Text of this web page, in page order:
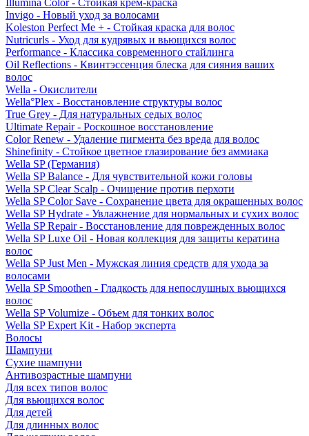
Illumina Color - Стойкая крем-краска
Invigo - Новый уход за волосами
Koleston Perfect Me + - Стойкая краска для волос
Nutricurls - Уход для кудрявых и вьющихся волос
Performance - Классика современного стайлинга
Oil Reflections - Квинтэссенция блеска для сияния ваших
волос
Wella - Окислители
Wella°Plex - Восстановление структуры волос
True Grey - Для натуральных седых волос
Ultimate Repair - Роскошное восстановление
Color Renew - Удаление пигмента без вреда для волос
Shinefinity - Стойкое цветное глазирование без аммиака
Wella SP (Германия)
Wella SP Balance - Для чувствительной кожи головы
Wella SP Clear Scalp - Очищение против перхоти
Wella SP Color Save - Сохранение цвета для окрашенных волос
Wella SP Hydrate - Увлажнение для нормальных и сухих волос
Wella SP Repair - Восстановление для поврежденных волос
Wella SP Luxe Oil - Новая коллекция для защиты кератина
волос
Wella SP Just Men - Мужская линия средств для ухода за
волосами
Wella SP Smoothen - Гладкость для непослушных вьющихся
волос
Wella SP Volumize - Объем для тонких волос
Wella SP Expert Kit - Набор эксперта
Волосы
Шампуни
Сухие шампуни
Антивозрастные шампуни
Для всех типов волос
Для вьющихся волос
Для детей
Для длинных волос